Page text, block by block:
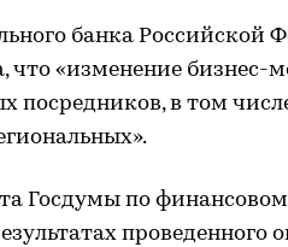
банка Российской
что «изменение бизнес-
посредников, в том
Госдумы по
проведенного